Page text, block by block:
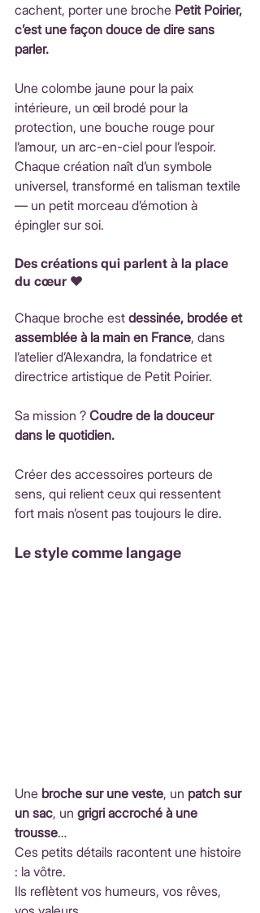
cachent, porter une broche Petit Poirier,
c’est une façon douce de dire sans
parler.
Une colombe jaune pour la paix
intérieure, un œil brodé pour la
protection, une bouche rouge pour
l’amour, un arc-en-ciel pour l’espoir.
Chaque création naît d’un symbole
universel, transformé en talisman textile
— un petit morceau d’émotion à
épingler sur soi.
Des créations qui parlent à la place
du cœur ♥️
Chaque broche est dessinée, brodée et
assemblée à la main en France, dans
l’atelier d’Alexandra, la fondatrice et
directrice artistique de Petit Poirier.
Sa mission ? Coudre de la douceur
dans le quotidien.
Créer des accessoires porteurs de
sens, qui relient ceux qui ressentent
fort mais n’osent pas toujours le dire.
Le style comme langage
Une broche sur une veste, un patch sur
un sac, un grigri accroché à une
trousse…
Ces petits détails racontent une histoire
: la vôtre.
Ils reflètent vos humeurs, vos rêves,